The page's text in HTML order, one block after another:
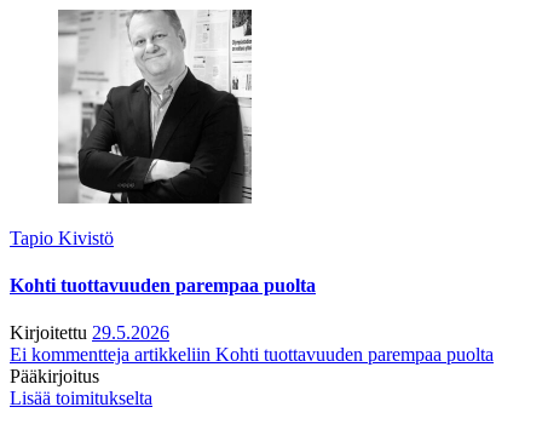
Tapio Kivistö
Kohti tuottavuuden parempaa puolta
Kirjoitettu 29.5.2026
Ei kommentteja artikkeliin Kohti tuottavuuden parempaa puolta
Pääkirjoitus
Lisää toimitukselta